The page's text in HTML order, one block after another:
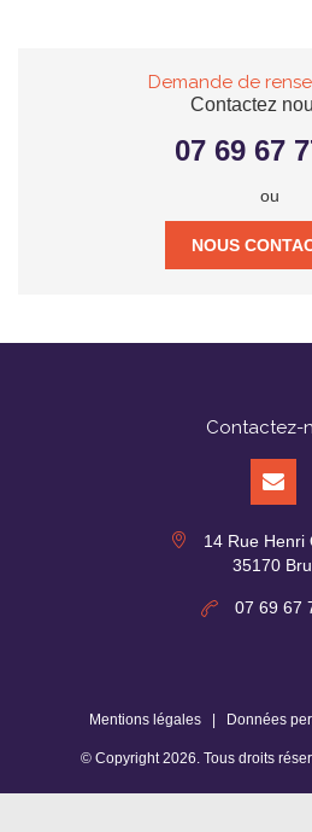
Demande de
Contactez
07 69 67
ou
NOUS
Contactez-
14 Rue Henri
35170
07 69 67
Mentions légales| Données
© Copyright2026. Tous droits